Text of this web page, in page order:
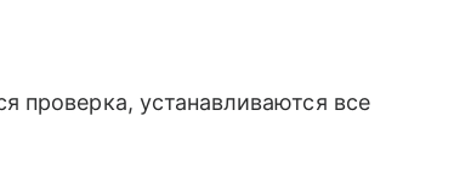
проверка, устанавливаются все